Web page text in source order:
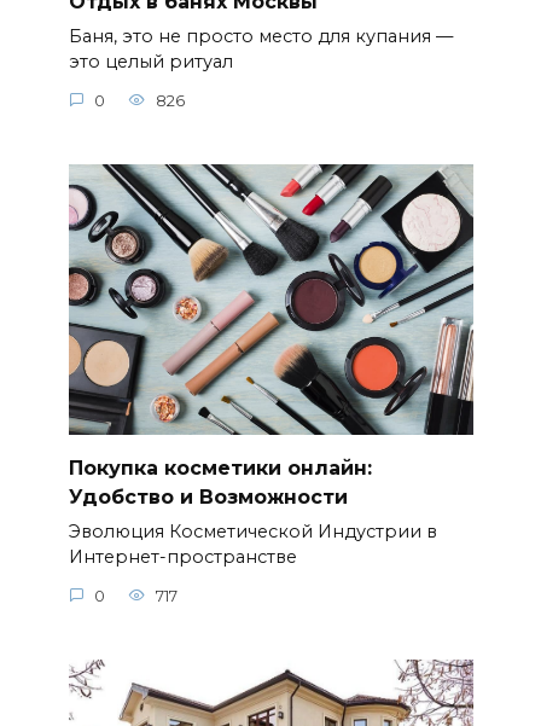
Баня, это не просто место для купания —
это целый ритуал
0 826
Покупка косметики онлайн:
Удобство и Возможности
Эволюция Косметической Индустрии в
Интернет-пространстве
0 717